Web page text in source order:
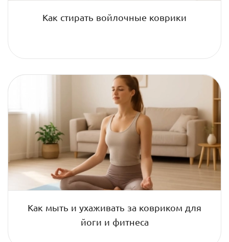
Как стирать войлочные коврики
Как мыть и ухаживать за ковриком для
йоги и фитнеса